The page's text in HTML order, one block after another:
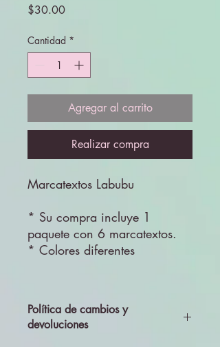
$30.00Precio
Cantidad *
Agregar al carrito
Realizar compra
Marcatextos Labubu
* Su compra incluye 1
paquete con 6 marcatextos.
* Colores diferentes
Política de cambios y
devoluciones